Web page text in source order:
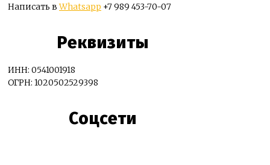
Написать вWhatsapp +7 989 453-70-07
Реквизиты
ИНН: 0541001918
ОГРН: 1020502529398
Соцсети